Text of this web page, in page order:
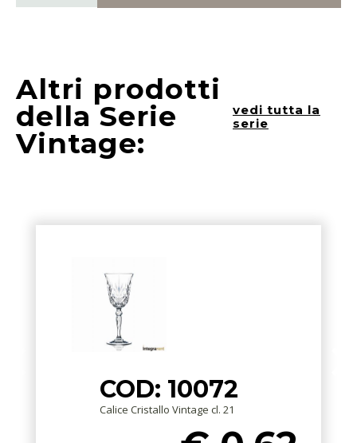
Altri prodotti
della Serie
Vintage:
vedi tutta la
serie
COD: 10072
Calice Cristallo Vintage cl. 21